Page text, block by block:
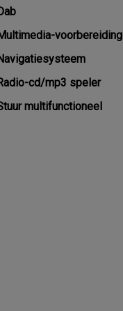
voorbereiding
cd/mp3 speler
multifunctioneel